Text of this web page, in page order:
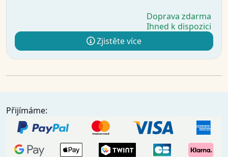
Doprava zdarma
Ihned k dispozici
Zjistěte více
Přijímáme: